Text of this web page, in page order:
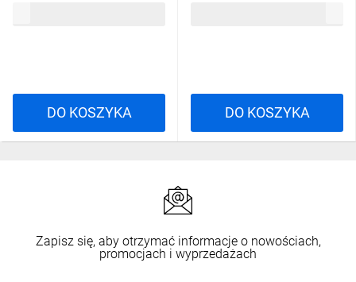
DO KOSZYKA DO KOSZYKA
Zapisz się, aby otrzymać informacje o nowościach,
promocjach i wyprzedażach